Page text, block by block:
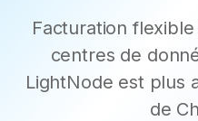
Facturation
centres de
LightNode est plus
de